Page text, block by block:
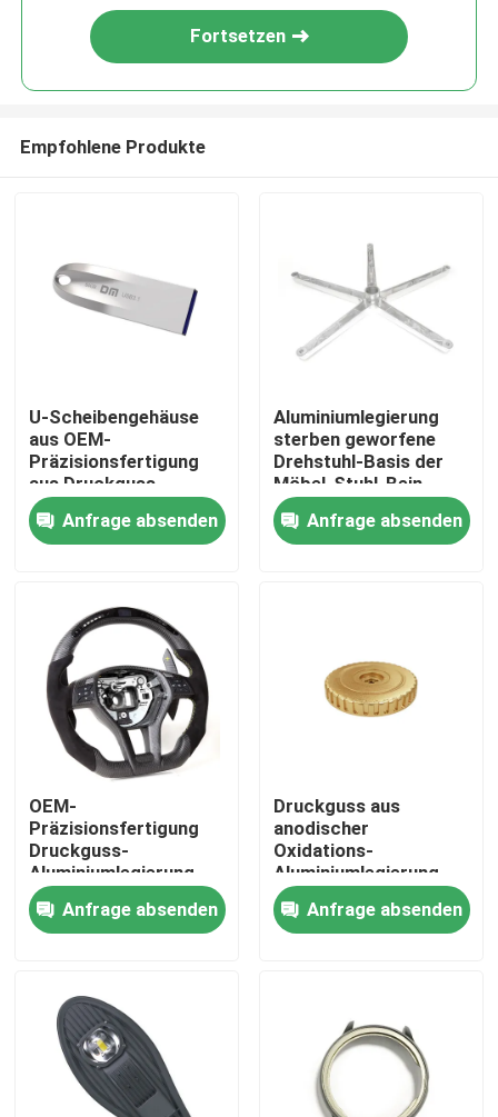
Zu Hause
Produkte
Über uns
Werksbesichtigung
Qualitätskontrolle
Kontakt mit uns
Neuigkeiten
Selbstspritzen
Teile von Haushaltsgeräten Spritzguss
Fortsetzen
Empfohlene Produkte
U-Scheibengehäuse
aus OEM-
Präzisionsfertigung
aus Druckguss-
Aluminiumlegierung
Anfrage absenden
Aluminiumlegierung
sterben geworfene
Drehstuhl-Basis der
Möbel-Stuhl-Bein-
justierbare hohen
QualitätAnfrage absenden
OEM-
Präzisionsfertigung
Druckguss-
Aluminiumlegierung
Druckguss-Lenkrad-
Autoteile
Anfrage absenden
Druckguss aus
anodischer
Oxidations-
Aluminiumlegierung,
kundenspezifische
Isolierbecherabdeckung
Anfrage absenden